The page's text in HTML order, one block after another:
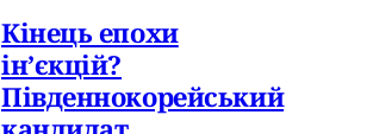
Кінець епохи
ін’єкцій?
Південнокорейський